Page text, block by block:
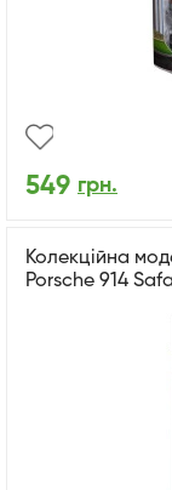
549 грн.
Колекційна
Porsche 914